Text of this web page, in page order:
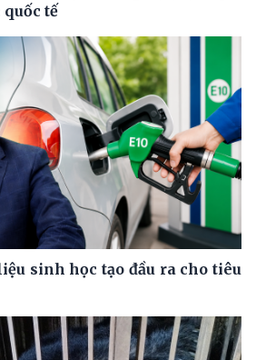
tế
sinh học tạo đầu ra cho tiêu